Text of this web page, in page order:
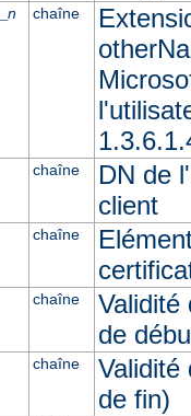
n chaîne
chaîne
DN de
client
chaîne
chaîne
Validité
de
chaîne
Validité
de fin)